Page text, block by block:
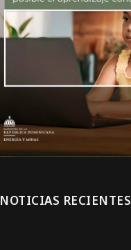
NOTICIAS RECIENTES